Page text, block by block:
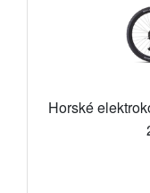
Horské